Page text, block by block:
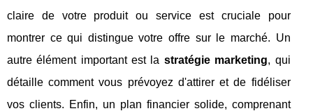
claire de votre produit ou service est cruciale pour
montrer ce qui distingue votre offre sur le marché. Un
autre élément important est la stratégie marketing, qui
détaille comment vous prévoyez d'attirer et de fidéliser
vos clients. Enfin, un plan financier solide, comprenant